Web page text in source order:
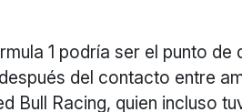
1 podría ser el punto de
del contacto entre
Bull Racing, quien incluso